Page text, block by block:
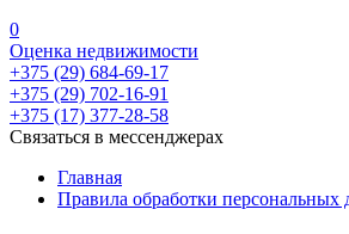
0
Оценка недвижимости
+375 (29) 684-69-17
+375 (29) 702-16-91
+375 (17) 377-28-58
Связаться в мессенджерах
Главная
Правила обработки персональных